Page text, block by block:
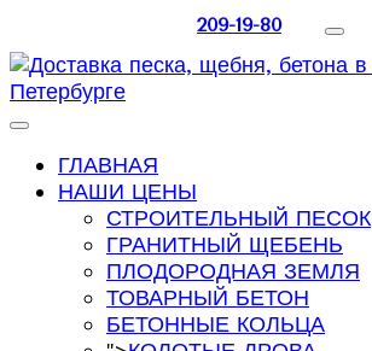
209-19-80
ГЛАВНАЯ
НАШИ ЦЕНЫ
СТРОИТЕЛЬНЫЙ ПЕСОК
ГРАНИТНЫЙ ЩЕБЕНЬ
ПЛОДОРОДНАЯ ЗЕМЛЯ
ТОВАРНЫЙ БЕТОН
БЕТОННЫЕ КОЛЬЦА